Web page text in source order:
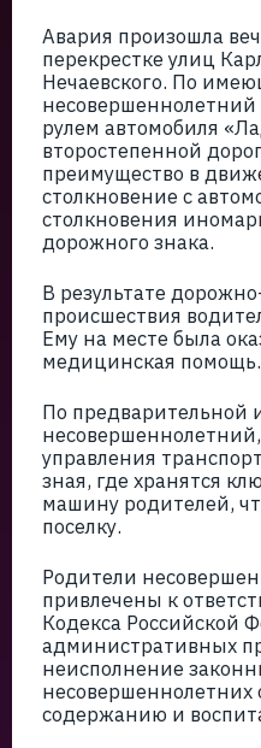
Авария произошла
перекрестке улиц
Нечаевского. По
несовершеннолетний
рулем автомобиля
второстепенной
преимущество в
столкновение с
столкновения
дорожного знака.
В результате
происшествия
Ему на месте была
медицинская помощь.
По
управления
зная, где хранятся
машину родителей,
поселку.
Родители
привлечены к
Кодекса Российской
административных
неисполнение
несовершеннолетних
содержанию и